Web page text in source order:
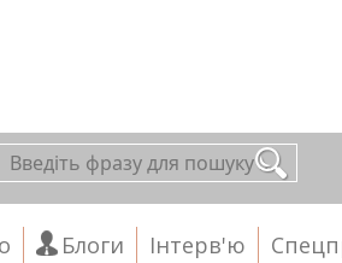
Блоги Інтерв'ю